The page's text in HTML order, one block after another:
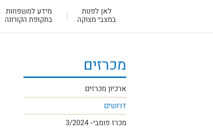
לאן לפנות
במצבי מצוקה
מידע למשפחות
בתקופת הקורונה
מכרזים
ארכיון מכרזים
דרושים
מכרז פומבי- 3/2024